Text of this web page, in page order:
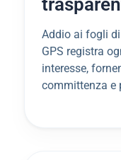
Addio ai fogli
GPS registra
interesse,
committenza e